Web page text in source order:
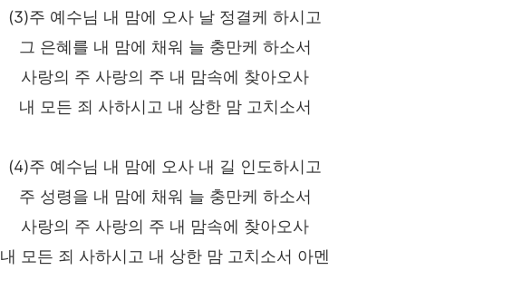
(3)주 예수님 내 맘에 오사 날 정결케 하시고
그 은혜를 내 맘에 채워 늘 충만케 하소서
사랑의 주 사랑의 주 내 맘속에 찾아오사
내 모든 죄 사하시고 내 상한 맘 고치소서
(4)주 예수님 내 맘에 오사 내 길 인도하시고
주 성령을 내 맘에 채워 늘 충만케 하소서
사랑의 주 사랑의 주 내 맘속에 찾아오사
내 모든 죄 사하시고 내 상한 맘 고치소서 아멘